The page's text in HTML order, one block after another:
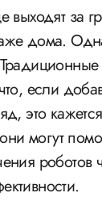
дома.
если
это
могут